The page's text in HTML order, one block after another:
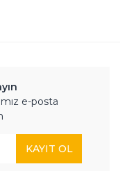
e-posta
KAYIT OL